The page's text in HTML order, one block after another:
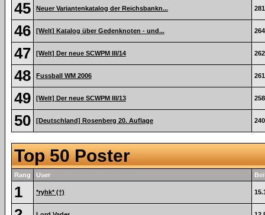
45 Neuer Variantenkatalog der Reichsbankn...
46 [Welt] Katalog über Gedenknoten - und...
47 [Welt] Der neue SCWPM III/14
48 Fussball WM 2006
49 [Welt] Der neue SCWPM III/13
50 [Deutschland] Rosenberg 20. Auflage
Top 50 Poster
Rang User
1 *ryhk* (†)